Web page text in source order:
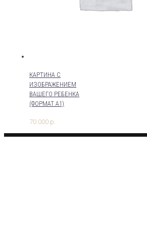
КАРТИНА С
ИЗОБРАЖЕНИЕМ
ВАШЕГО РЕБЕНКА
(ФОРМАТ А1)
70 000 р.